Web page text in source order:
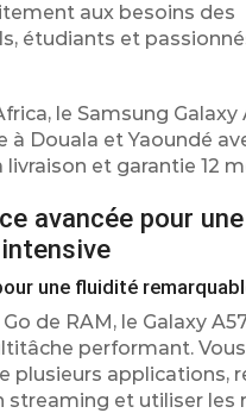
aux besoins des
étudiants et
le Samsung Galaxy
à Douala et Yaoundé
et garantie 12
avancée pour une
une fluidité
de RAM, le Galaxy
performant.
plusieurs applications,
streaming et utiliser les